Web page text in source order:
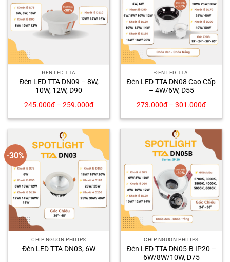
ĐÈN LED TTA
Đèn LED TTA DN09 – 8W,
10W, 12W, D90
245.000₫– 259.000₫
ĐÈN LED TTA
Đèn LED TTA DN08 Cao Cấp
– 4W/6W, D55
273.000₫– 301.000₫
-30%
CHÍP NGUỒN PHILIPS
Đèn LED TTA DN03, 6W
CHÍP NGUỒN PHILIPS
Đèn LED TTA DN05-B IP20 –
6W/8W/10W, D75